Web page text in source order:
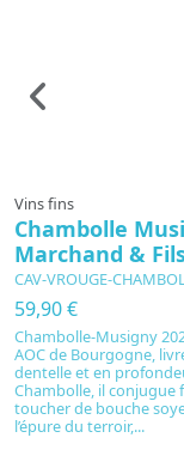
Vins fins
Chambolle
Marchand &
CAV-VROUGE-
59,90 €
Chambolle-Musigny
AOC de Bourgogne,
dentelle et en
Chambolle, il
toucher de bouche
l’épure du terroir,...